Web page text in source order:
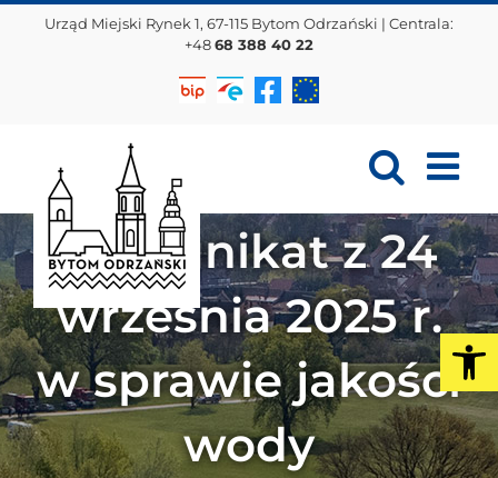
Przejdź
Urząd Miejski Rynek 1, 67-115 Bytom Odrzański | Centrala:
+4868 388 40 22
BiuletynEPUAPFacebookProjekty
Komunikat z 24
września 2025 r.
w sprawie jakości
wody